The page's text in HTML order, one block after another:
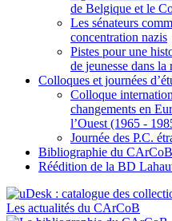
de Belgique et le
Les sénateurs
concentration nazis
Pistes pour une
de jeunesse dans
Colloques et journées
Colloque
changements en
l’Ouest (1965 -
Journée des P.C.
Bibliographie du CArCoB
Réédition de la BD
Les actualités du CArCoB